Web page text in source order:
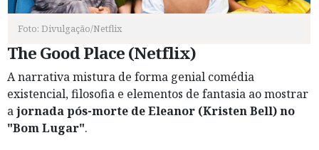
Foto: Divulgação/Netflix
The Good Place (Netflix)
A narrativa mistura de forma genial comédia
existencial, filosofia e elementos de fantasia ao mostrar
ajornada pós-morte de Eleanor (Kristen Bell) no
"Bom Lugar".